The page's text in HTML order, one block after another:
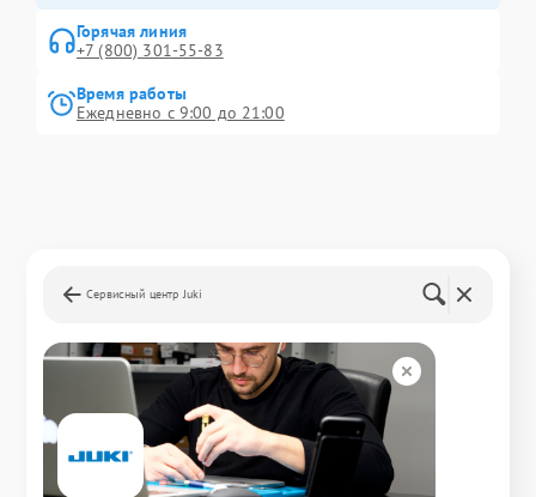
Горячая линия
+7 (800) 301-55-83
Время работы
Ежедневно с 9:00 до 21:00
Сервисный центр Juki